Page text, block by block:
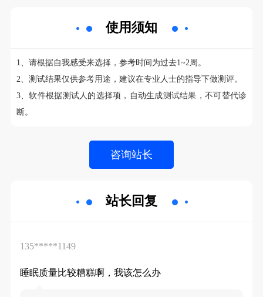
使用须知
1、请根据自我感受来选择，参考时间为过去1~2周。
2、测试结果仅供参考用途，建议在专业人士的指导下做测评。
3、软件根据测试人的选择项，自动生成测试结果，不可替代诊
断。
站长回复
135*****1149
睡眠质量比较糟糕啊，我该怎么办